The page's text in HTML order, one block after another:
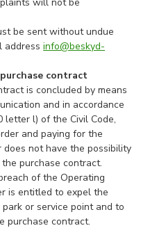
be sent without undue
addressinfo@beskyd-
contract
is concluded by means
and in accordance
letter l) of the Civil Code,
and paying for the
does not have the possibility
purchase contract.
of the Operating
is entitled to expel the
or service point and to
purchase contract.